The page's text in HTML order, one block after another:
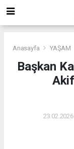
Anasayfa YAŞAM
Başkan